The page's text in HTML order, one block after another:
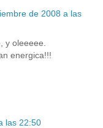
de 2008 a las
y oleeeee.
energica!!!
las 22:50